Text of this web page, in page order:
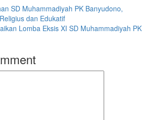
SD Muhammadiyah PK Banyudono,
dan Edukatif
Lomba Eksis XI SD Muhammadiyah PK